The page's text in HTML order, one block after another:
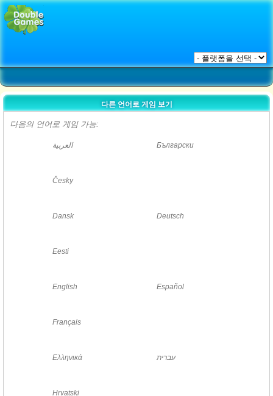
다른 언어로 게임 보기
다음의 언어로 게임 가능:
العربية Български
Česky
Dansk Deutsch
Eesti
English Español
Français
Ελληνικά עברית
Hrvatski